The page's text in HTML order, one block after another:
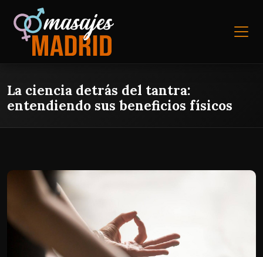
La ciencia detrás del tantra:
entendiendo sus beneficios físicos